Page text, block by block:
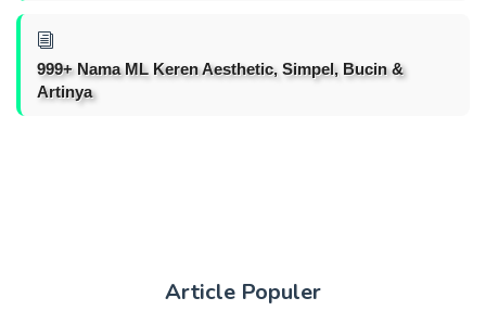
999+ Nama ML Keren Aesthetic, Simpel, Bucin &
Artinya
Article Populer